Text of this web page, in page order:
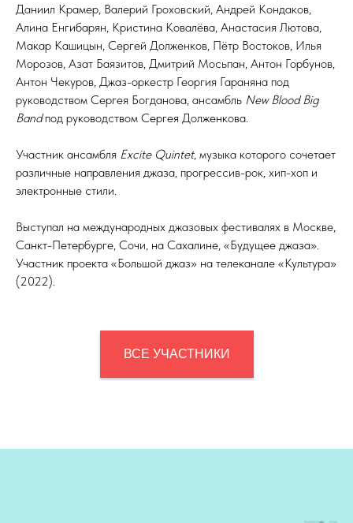
Даниил Крамер, Валерий Гроховский, Андрей Кондаков,
Алина Енгибарян, Кристина Ковалёва, Анастасия Лютова,
Макар Кашицын, Сергей Долженков, Пётр Востоков, Илья
Морозов, Азат Баязитов, Дмитрий Мосьпан, Антон Горбунов,
Антон Чекуров, Джаз-оркестр Георгия Гараняна под
руководством Сергея Богданова, ансамбль New Blood Big
Bandпод руководством Сергея Долженкова.
Участник ансамбля Excite Quintet, музыка которого сочетает
различные направления джаза, прогрессив-рок, хип-хоп и
электронные стили.
Выступал на международных джазовых фестивалях в Москве,
Санкт-Петербурге, Сочи, на Сахалине, «Будущее джаза».
Участник проекта «Большой джаз» на телеканале «Культура»
(2022).
ВСЕ УЧАСТНИКИ